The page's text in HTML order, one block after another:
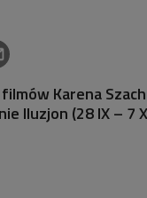
Karena
Iluzjon (28 IX – 7